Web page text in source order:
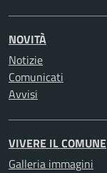
NOVITÀ
Notizie
Comunicati
Avvisi
VIVERE IL COMUNE
Galleria immagini